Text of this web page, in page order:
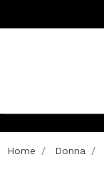
Home Donna